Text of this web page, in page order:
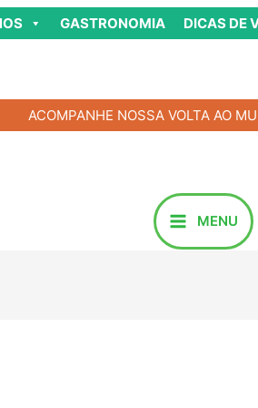
GASTRONOMIA DICAS DE
ACOMPANHE NOSSA VOLTA AO
MENU